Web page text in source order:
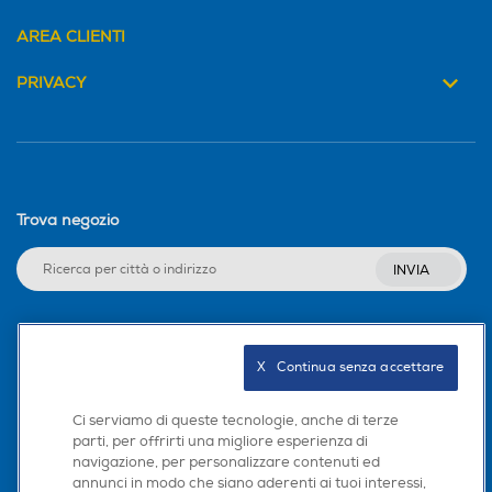
Cerchia,
trova.
Ascolta,
trova.
Videochiamata
GPS
Ricarica Wireless Ricarica Wireless
AREA CLIENTI
PRIVACY
Trova negozio
INVIA
Scarica la nostra app
Ci serviamo di queste tecnologie, anche di terze
parti, per offrirti una migliore esperienza di
navigazione, per personalizzare contenuti ed
annunci in modo che siano aderenti ai tuoi interessi,
X   Continua senza accettare